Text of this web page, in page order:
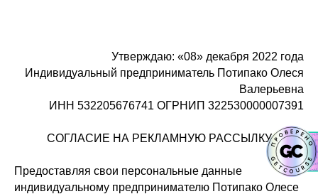
Утверждаю: «08» декабря 2022 года
Индивидуальный предприниматель Потипако Олеся
Валерьевна
ИНН 532205676741 ОГРНИП 322530000007391
СОГЛАСИЕ НА РЕКЛАМНУЮ РАССЫЛКУ
Предоставляя свои персональные данные
индивидуальному предпринимателю Потипако Олесе